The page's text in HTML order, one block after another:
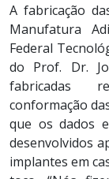
A fabricação
Manufatura
Federal
do Prof. Dr.
fabricadas
conformação
que os dados
desenvolvidos
implantes em